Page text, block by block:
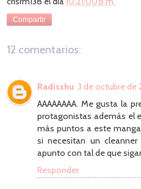
Compartir
12 comentarios:
Radisshu 3 de octubre de
AAAAAAAA. Me gusta la
protagonistas además el
más puntos a este
si necesitan un
apunto con tal de que
Responder